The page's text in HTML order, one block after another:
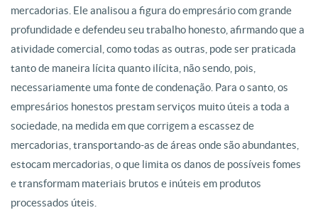
mercadorias. Ele analisou a figura do empresário com grande
profundidade e defendeu seu trabalho honesto, afirmando que a
atividade comercial, como todas as outras, pode ser praticada
tanto de maneira lícita quanto ilícita, não sendo, pois,
necessariamente uma fonte de condenação. Para o santo, os
empresários honestos prestam serviços muito úteis a toda a
sociedade, na medida em que corrigem a escassez de
mercadorias, transportando-as de áreas onde são abundantes,
estocam mercadorias, o que limita os danos de possíveis fomes
e transformam materiais brutos e inúteis em produtos
processados úteis.